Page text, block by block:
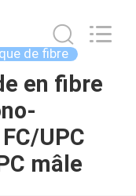
de fibre
en fibre
UPC
mâle